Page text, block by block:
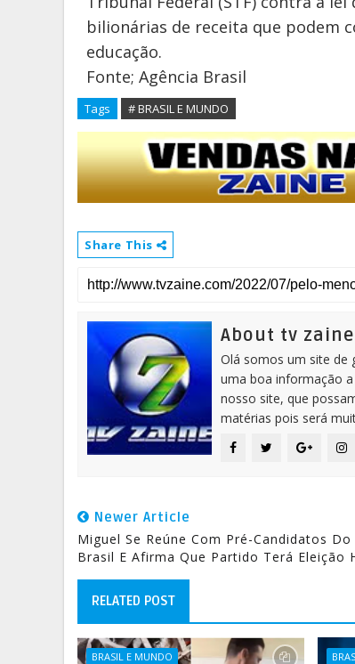
bilionárias de receita que podem
educação.
Fonte; Agência Brasil
Tags # BRASIL E MUNDO
Share This
About tv zaine
Olá somos um site de
uma boa informação
nosso site, que
matérias pois será
Newer Article
Miguel Se Reúne Com Pré-Candidatos Do
Brasil E Afirma Que Partido Terá Eleição
RELATED POST
BRASIL E MUNDO